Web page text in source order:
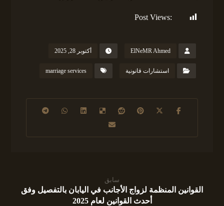
Post Views:
ElNeMR Ahmed أكتوبر 28, 2025
استشارات قانونية marriage services
سابق
القوانين المنظمة لزواج الأجانب في اليابان بالتفصيل وفق
أحدث القوانين لعام 2025